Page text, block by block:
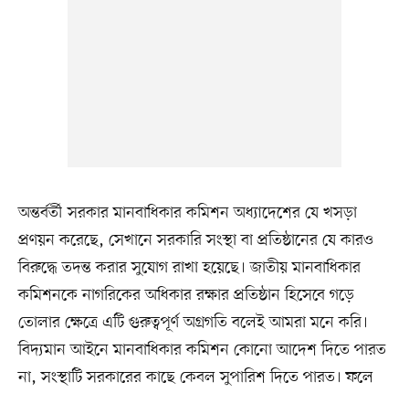
অন্তর্বর্তী সরকার মানবাধিকার কমিশন অধ্যাদেশের যে খসড়া
প্রণয়ন করেছে, সেখানে সরকারি সংস্থা বা প্রতিষ্ঠানের যে কারও
বিরুদ্ধে তদন্ত করার সুযোগ রাখা হয়েছে। জাতীয় মানবাধিকার
কমিশনকে নাগরিকের অধিকার রক্ষার প্রতিষ্ঠান হিসেবে গড়ে
তোলার ক্ষেত্রে এটি গুরুত্বপূর্ণ অগ্রগতি বলেই আমরা মনে করি।
বিদ্যমান আইনে মানবাধিকার কমিশন কোনো আদেশ দিতে পারত
না, সংস্থাটি সরকারের কাছে কেবল সুপারিশ দিতে পারত। ফলে